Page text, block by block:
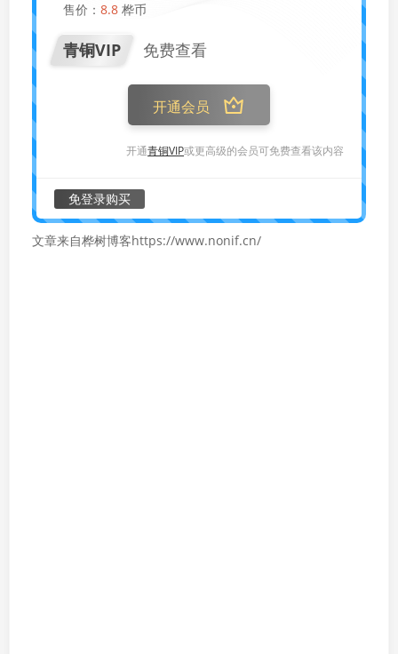
售价： 8.8 桦币
青铜VIP 免费查看
开通会员
开通青铜VIP或更高级的会员可免费查看该内容
免登录购买
文章来自桦树博客https://www.nonif.cn/